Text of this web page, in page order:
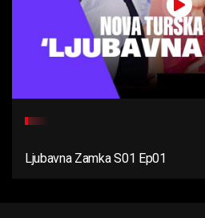
Ljubavna Zamka S01 Ep01